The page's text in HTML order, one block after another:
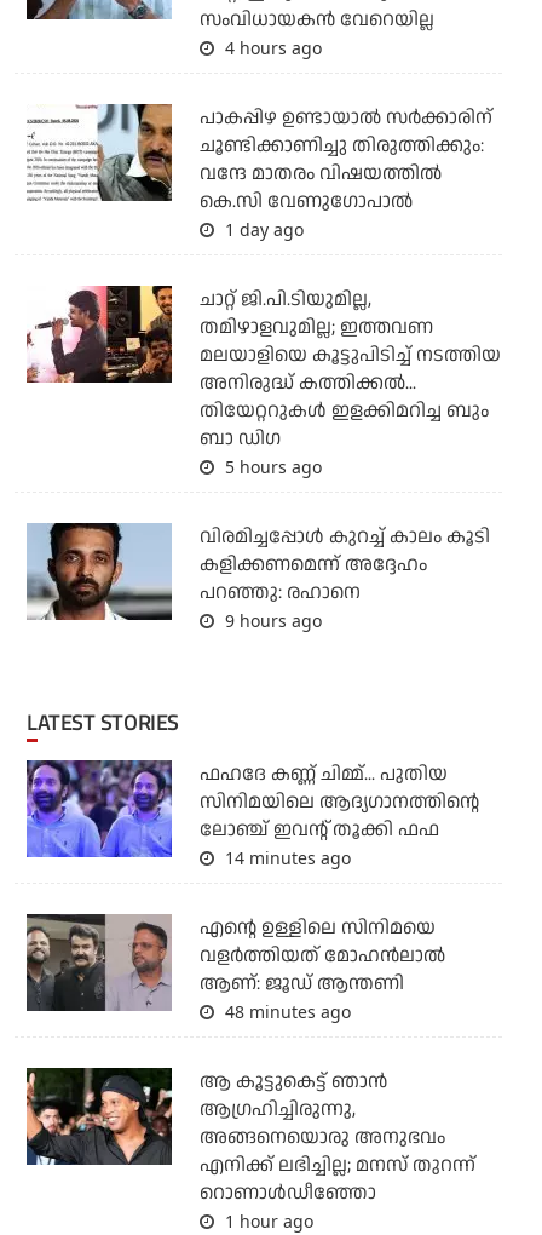
സംവിധായകന്‍ വേറെയില്ല
4 hours ago
പാകപ്പിഴ ഉണ്ടായാല്‍ സര്‍ക്കാരിന്
ചൂണ്ടിക്കാണിച്ചു തിരുത്തിക്കും:
വന്ദേ മാതരം വിഷയത്തില്‍
കെ.സി വേണുഗോപാല്‍
1 day ago
ചാറ്റ് ജി.പി.ടിയുമില്ല,
തമിഴാളവുമില്ല; ഇത്തവണ
മലയാളിയെ കൂട്ടുപിടിച്ച് നടത്തിയ
അനിരുദ്ധ് കത്തിക്കല്‍...
തിയേറ്ററുകള്‍ ഇളക്കിമറിച്ച ബും
ബാ ഡിഗ
5 hours ago
വിരമിച്ചപ്പോള്‍ കുറച്ച് കാലം കൂടി
കളിക്കണമെന്ന് അദ്ദേഹം
പറഞ്ഞു: രഹാനെ
9 hours ago
LATEST STORIES
ഫഹദേ കണ്ണ് ചിമ്മ്... പുതിയ
സിനിമയിലെ ആദ്യഗാനത്തിന്റെ
ലോഞ്ച് ഇവന്റ് തൂക്കി ഫഫ
14 minutes ago
എന്റെ ഉള്ളിലെ സിനിമയെ
വളർത്തിയത് മോഹൻലാൽ
ആണ്: ജൂഡ് ആന്തണി
48 minutes ago
ആ കൂട്ടുകെട്ട് ഞാന്‍
ആഗ്രഹിച്ചിരുന്നു,
അങ്ങനെയൊരു അനുഭവം
എനിക്ക് ലഭിച്ചില്ല; മനസ് തുറന്ന്
റൊണാള്‍ഡീഞ്ഞോ
1 hour ago